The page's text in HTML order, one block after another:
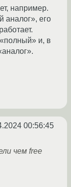
например.
аналог», его
и, в
00:56:45
чем free